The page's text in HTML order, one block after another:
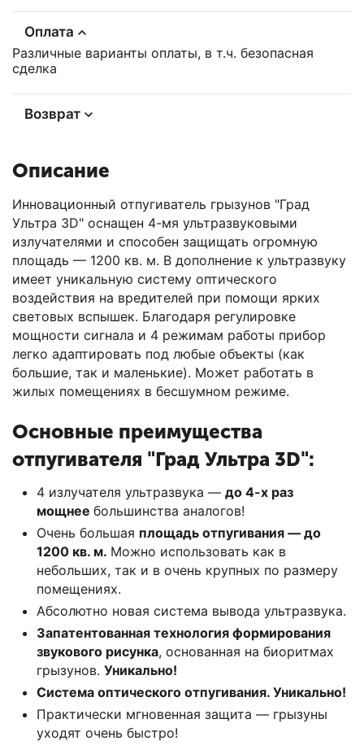
Оплата
Различные варианты оплаты, в т.ч. безопасная
сделка
Возврат
Описание
Инновационный отпугиватель грызунов "Град
Ультра 3D" оснащен 4-мя ультразвуковыми
излучателями и способен защищать огромную
площадь — 1200 кв. м. В дополнение к ультразвуку
имеет уникальную систему оптического
воздействия на вредителей при помощи ярких
световых вспышек. Благодаря регулировке
мощности сигнала и 4 режимам работы прибор
легко адаптировать под любые объекты (как
большие, так и маленькие). Может работать в
жилых помещениях в бесшумном режиме.
Основные преимущества
отпугивателя "Град Ультра 3D":
4 излучателя ультразвука — до 4-х раз
мощнее большинства аналогов!
Очень большая площадь отпугивания — до
1200 кв. м. Можно использовать как в
небольших, так и в очень крупных по размеру
помещениях.
Абсолютно новая система вывода ультразвука.
Запатентованная технология формирования
звукового рисунка, основанная на биоритмах
грызунов. Уникально!
Система оптического отпугивания. Уникально!
Практически мгновенная защита — грызуны
уходят очень быстро!